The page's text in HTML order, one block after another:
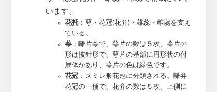
います。
花托：萼・花冠(花弁)・雄蕊・雌蕊を支え
ている。
萼：離片萼で、萼片の数は５枚、萼片の
形は披針形で、萼片の基部に円形状の付
属体があり、萼片の色は緑色です。
花冠：スミレ形花冠に分類される。離弁
花冠の一種で、花弁の数は５枚、上側に